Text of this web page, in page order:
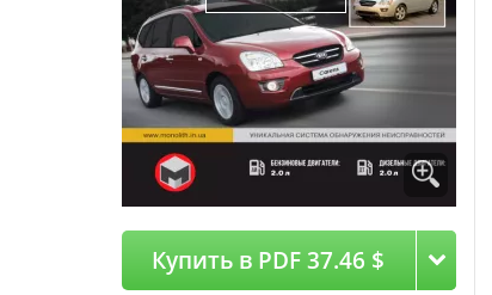
Купить в PDF 37.46 $